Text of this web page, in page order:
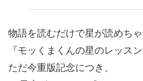
物語を読むだけで星が読めち
『モッくまくんの星のレッスン
ただ今重版記念につき、